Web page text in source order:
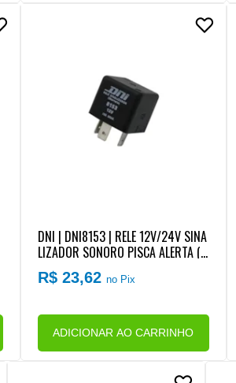
DNI | DNI8153 | RELE 12V/24V SINA
LIZADOR SONORO PISCA ALERTA (3
TERMINAIS)
R$ 23,62 no Pix
ADICIONAR AO CARRINHO